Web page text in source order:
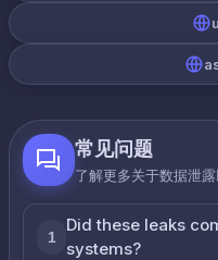
常见问题
了解更多关于数据泄
1
Did these leaks
systems?